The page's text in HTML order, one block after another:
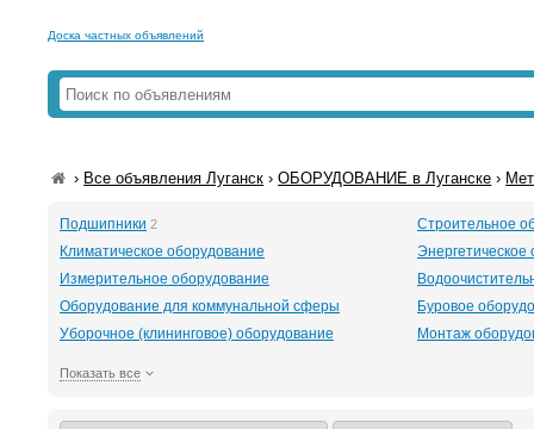
Доска частных объявлений
› Все объявления Луганск ›ОБОРУДОВАНИЕ в Луганске ›
Подшипники 2
Строительное
Климатическое оборудование
Энергетическое
Измерительное оборудование
Оборудование для коммунальной сферы
Буровое
Уборочное (клининговое) оборудование
Монтаж
Показать все